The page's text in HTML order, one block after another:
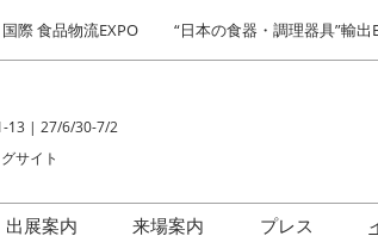
国際 食品物流EXPO “日本の食器・調理器具”輸出
13 | 27/6/30-7/2
サイト
出展案内
来場案内
プレス